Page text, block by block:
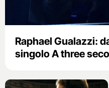
Raphael Gualazzi:
singolo A three